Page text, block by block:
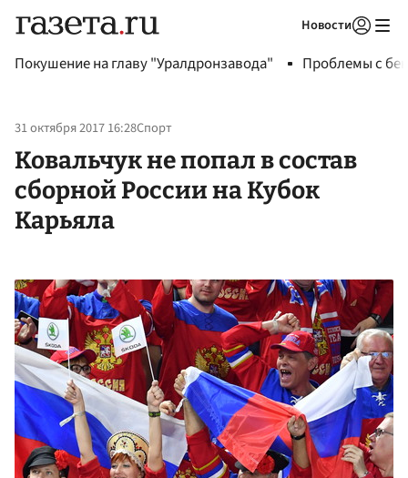
Новости
Покушение на главу "Уралдронзавода" Проблемы с
31 октября 2017 16:28Спорт
Ковальчук не попал в состав
сборной России на Кубок
Карьяла